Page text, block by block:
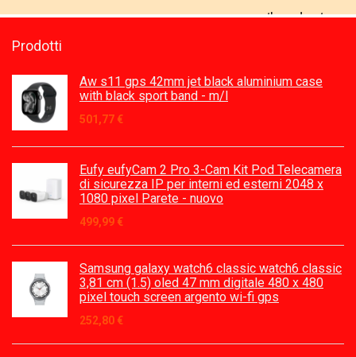
Prodotti
Aw s11 gps 42mm jet black aluminium case
with black sport band - m/l
501,77 €
Eufy eufyCam 2 Pro 3-Cam Kit Pod Telecamera
di sicurezza IP per interni ed esterni 2048 x
1080 pixel Parete - nuovo
499,99 €
Samsung galaxy watch6 classic watch6 classic
3,81 cm (1.5) oled 47 mm digitale 480 x 480
pixel touch screen argento wi-fi gps
252,80 €